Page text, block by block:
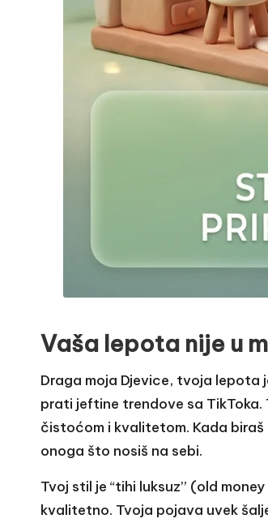
Vaša lepota nije u
Draga moja Djevice, tvoja lepota
prati jeftine trendove sa
čistoćom i kvalitetom. Kada
onoga što nosiš na sebi.
Tvoj stil je “tihi luksuz” (old
kvalitetno. Tvoja pojava uvek